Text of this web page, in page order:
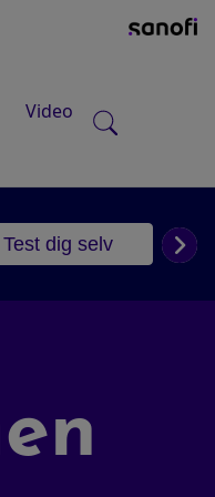
Video
Test dig selv